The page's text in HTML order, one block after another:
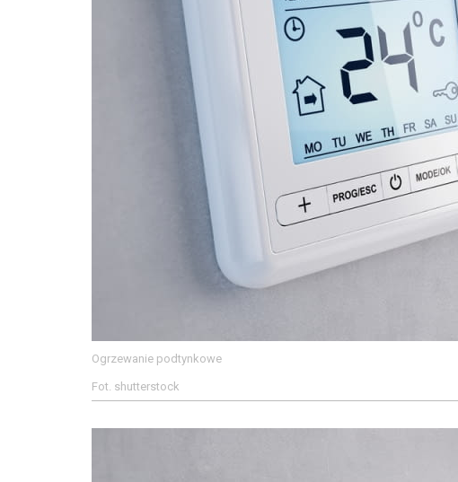
Ogrzewanie podtynkowe
Fot. shutterstock